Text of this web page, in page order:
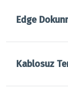
Edge
Kablosuz